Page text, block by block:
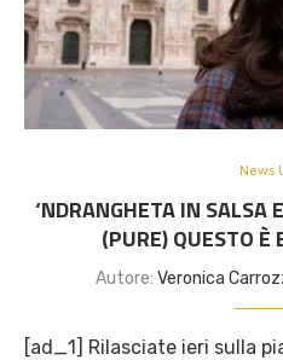
News
‘NDRANGHETA IN
(PURE) QUESTO È
Autore: Veronica
[ad_1] Rilasciate ieri sulla